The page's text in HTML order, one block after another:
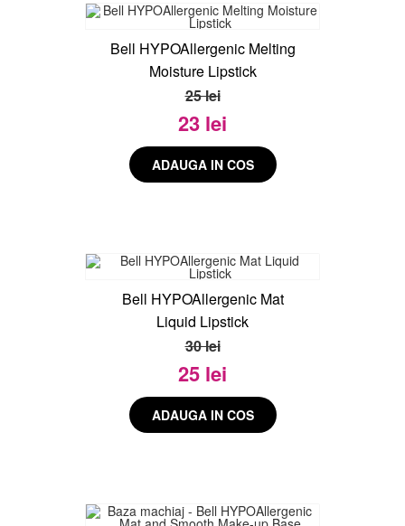
Bell HYPOAllergenic Melting
Moisture Lipstick
25 lei
23 lei
Bell HYPOAllergenic Mat
Liquid Lipstick
30 lei
25 lei